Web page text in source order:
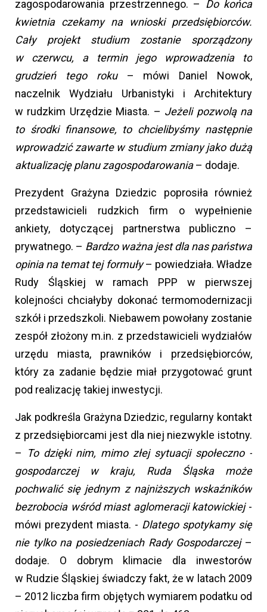
zagospodarowania przestrzennego. – Do końca
kwietnia czekamy na wnioski przedsiębiorców.
Cały projekt studium zostanie sporządzony
w czerwcu, a termin jego wprowadzenia to
grudzień tego roku– mówi Daniel Nowok,
naczelnik Wydziału Urbanistyki i Architektury
w rudzkim Urzędzie Miasta. – Jeżeli pozwolą na
to środki finansowe, to chcielibyśmy następnie
wprowadzić zawarte w studium zmiany jako dużą
aktualizację planu zagospodarowania– dodaje.
Prezydent Grażyna Dziedzic poprosiła również
przedstawicieli rudzkich firm o wypełnienie
ankiety, dotyczącej partnerstwa publiczno –
prywatnego. – Bardzo ważna jest dla nas państwa
opinia na temat tej formuły– powiedziała. Władze
Rudy Śląskiej w ramach PPP w pierwszej
kolejności chciałyby dokonać termomodernizacji
szkół i przedszkoli. Niebawem powołany zostanie
zespół złożony m.in. z przedstawicieli wydziałów
urzędu miasta, prawników i przedsiębiorców,
który za zadanie będzie miał przygotować grunt
pod realizację takiej inwestycji.
Jak podkreśla Grażyna Dziedzic, regularny kontakt
z przedsiębiorcami jest dla niej niezwykle istotny.
–
To dzięki nim, mimo złej sytuacji społeczno -
gospodarczej w kraju, Ruda Śląska może
pochwalić się jednym z najniższych wskaźników
bezrobocia wśród miast aglomeracji katowickiej-
mówi prezydent miasta. - Dlatego spotykamy się
nie tylko na posiedzeniach Rady Gospodarczej–
dodaje. O dobrym klimacie dla inwestorów
w Rudzie Śląskiej świadczy fakt, że w latach 2009
– 2012 liczba firm objętych wymiarem podatku od